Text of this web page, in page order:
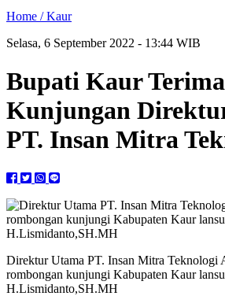
Home /Kaur
Selasa, 6 September 2022 - 13:44 WIB
Bupati Kaur Terima
Kunjungan
PT. Insan Mitra
Direktur Utama PT. Insan Mitra Teknologi
rombongan kunjungi Kabupaten Kaur
H.Lismidanto,SH.MH